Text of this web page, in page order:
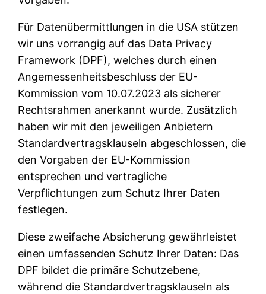
Für Datenübermittlungen in die USA stützen
wir uns vorrangig auf das Data Privacy
Framework (DPF), welches durch einen
Angemessenheitsbeschluss der EU-
Kommission vom 10.07.2023 als sicherer
Rechtsrahmen anerkannt wurde. Zusätzlich
haben wir mit den jeweiligen Anbietern
Standardvertragsklauseln abgeschlossen, die
den Vorgaben der EU-Kommission
entsprechen und vertragliche
Verpflichtungen zum Schutz Ihrer Daten
festlegen.
Diese zweifache Absicherung gewährleistet
einen umfassenden Schutz Ihrer Daten: Das
DPF bildet die primäre Schutzebene,
während die Standardvertragsklauseln als